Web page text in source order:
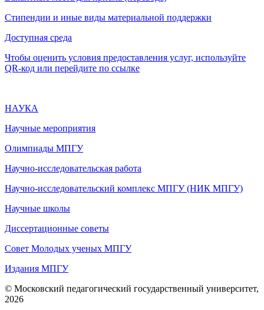
Стипендии и иные виды материальной поддержки
Доступная среда
Чтобы оценить условия предоставления услуг, используйте
QR-код или перейдите по ссылке
НАУКА
Научные мероприятия
Олимпиады МПГУ
Научно-исследовательская работа
Научно-исследовательский комплекс МПГУ (НИК МПГУ)
Научные школы
Диссертационные советы
Совет Молодых ученых МПГУ
Издания МПГУ
© Московский педагогический государственный университет,
2026